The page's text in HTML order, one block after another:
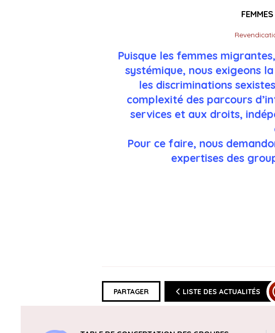
Puisque les femmes
systémique, nous exigeons
les discriminations
complexité des parcours
services et aux droits,
Pour ce faire, nous
expertises des
LISTE DES ACTUALITÉS
PARTAGER